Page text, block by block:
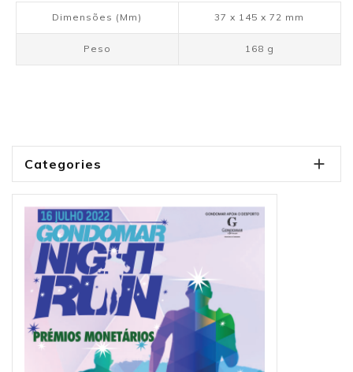
Dimensões (mm) 37 x 145 x 72 mm
Peso 168 g
Categories 